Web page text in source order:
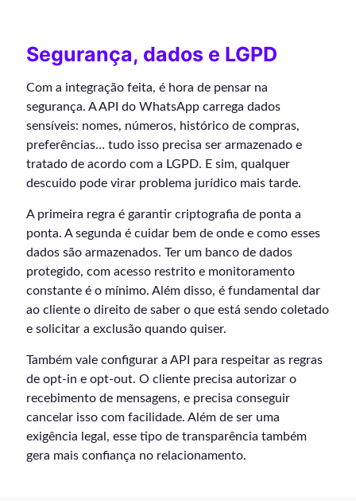
Segurança, dados e LGPD
Com a integração feita, é hora de pensar na
segurança. A API do WhatsApp carrega dados
sensíveis: nomes, números, histórico de compras,
preferências… tudo isso precisa ser armazenado e
tratado de acordo com a LGPD. E sim, qualquer
descuido pode virar problema jurídico mais tarde.
A primeira regra é garantir criptografia de ponta a
ponta. A segunda é cuidar bem de onde e como esses
dados são armazenados. Ter um banco de dados
protegido, com acesso restrito e monitoramento
constante é o mínimo. Além disso, é fundamental dar
ao cliente o direito de saber o que está sendo coletado
e solicitar a exclusão quando quiser.
Também vale configurar a API para respeitar as regras
de opt-in e opt-out. O cliente precisa autorizar o
recebimento de mensagens, e precisa conseguir
cancelar isso com facilidade. Além de ser uma
exigência legal, esse tipo de transparência também
gera mais confiança no relacionamento.